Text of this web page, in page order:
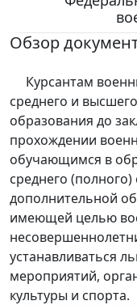
Обзор
Курсантам
среднего и
образования до
прохождении
обучающимся в
среднего
дополнительной
имеющей целью
устанавливаться
мероприятий,
культуры и спорта.